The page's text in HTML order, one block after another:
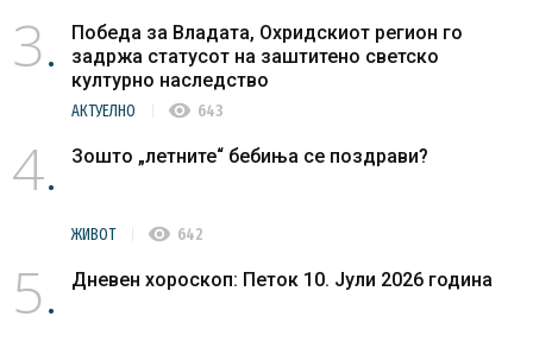
3
Победа за Владата, Охридскиот регион го
задржа статусот на заштитено светско
културно наследство
АКТУЕЛНО visibility 643
4 Зошто „летните“ бебиња се поздрави?
ЖИВОТ visibility 642
5 Дневен хороскоп: Петок 10. Јули 2026 година